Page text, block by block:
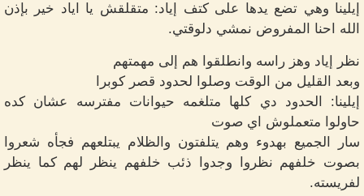
إيلينا وهي تضع يدها على كتف إياد: متقلقش يا اياد خير بإذن
الله احنا المفروض نمشي دلوقتي.
نظر إياد وهز راسه وانطلقوا هم إلى مهمتهم
وبعد القليل من الوقت وصلوا لحدود قصر كوبرا
إيلينا: الحدود دي كلها متلغمه حيوانات مفترسه عشان كده
حاولوا متعملوش اي صوت
سار الجميع بهدوء وهم يتلفتون والظلام يبتلعهم فجأه شعروا
بصوت خلفهم نظروا وجدوا ذئب خلفهم ينظر لهم كما ينظر
لفريسته.